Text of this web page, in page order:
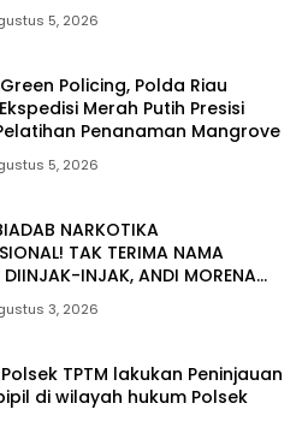
Homestay di Jalan Tanjung
5, 2026
Policing, Polda Riau
Merah Putih Presisi
Penanaman Mangrove
5, 2026
NARKOTIKA
TAK TERIMA NAMA
DIINJAK-INJAK, ANDI MORENA
WAR: SIAP Bantai DAN SERET
KARAKTER KE PENJARA
3, 2026
TPTM lakukan Peninjauan
di wilayah hukum Polsek